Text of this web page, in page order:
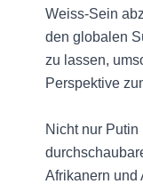
Weiss-Sein
den globalen
zu lassen,
Perspektive
Nicht nur
Afrikanern und